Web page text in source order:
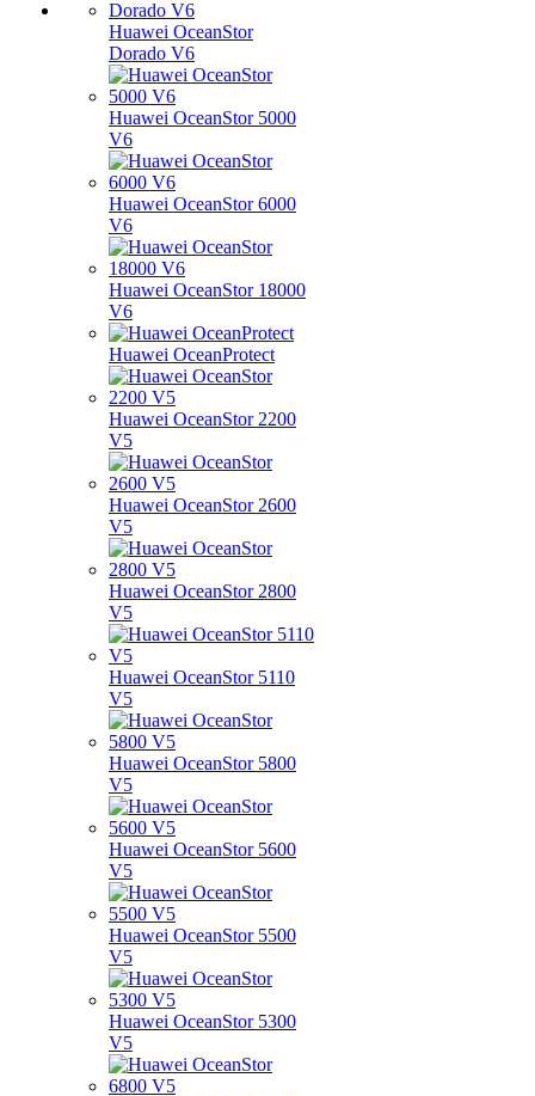
Huawei OceanStor
Dorado V6
Huawei OceanStor 5000
V6
Huawei OceanStor 6000
V6
Huawei OceanStor 18000
V6
Huawei OceanProtect
Huawei OceanStor 2200
V5
Huawei OceanStor 2600
V5
Huawei OceanStor 2800
V5
Huawei OceanStor 5110
V5
Huawei OceanStor 5800
V5
Huawei OceanStor 5600
V5
Huawei OceanStor 5500
V5
Huawei OceanStor 5300
V5